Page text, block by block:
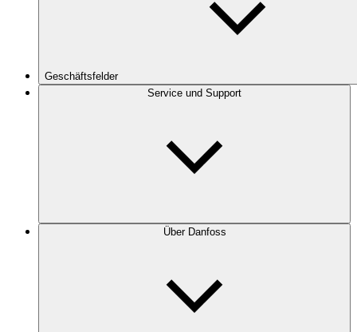
Geschäftsfelder
Service und Support
Über Danfoss